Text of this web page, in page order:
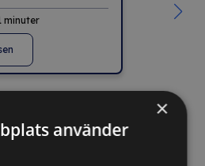
minuter
×
använder